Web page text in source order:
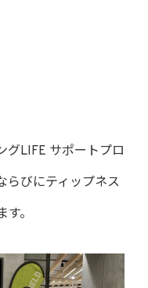
グLIFE サポートプロ
らびにティップネス
。